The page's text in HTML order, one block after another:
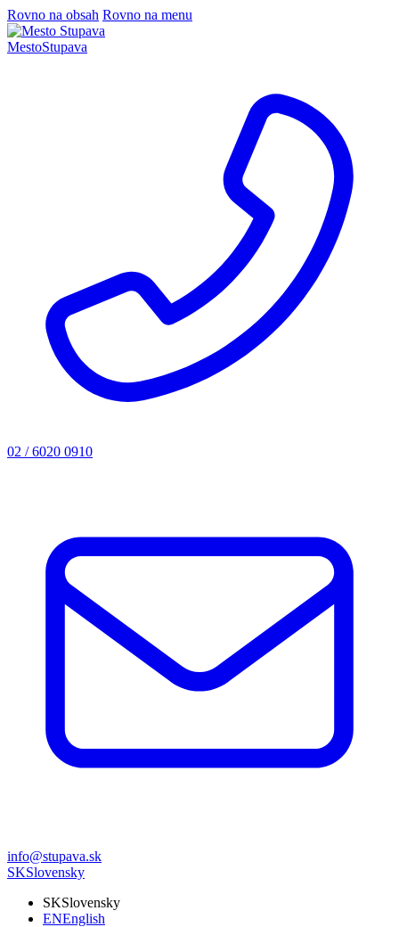
Rovno na obsah Rovno na menu
MestoStupava
02 / 6020 0910
info@stupava.sk
SKSlovensky
SKSlovensky
ENEnglish